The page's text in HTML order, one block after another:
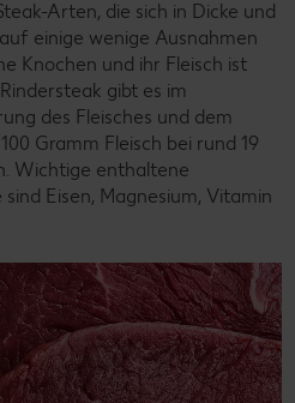
Arten, die sich in Dicke und
einige wenige Ausnahmen
Knochen und ihr Fleisch ist
gibt es im
des Fleisches und dem
Gramm Fleisch bei rund 19
Wichtige enthaltene
Eisen, Magnesium, Vitamin